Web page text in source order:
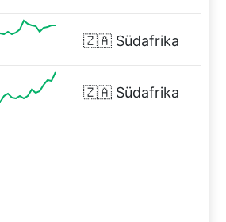
🇿🇦 Südafrika
🇿🇦 Südafrika